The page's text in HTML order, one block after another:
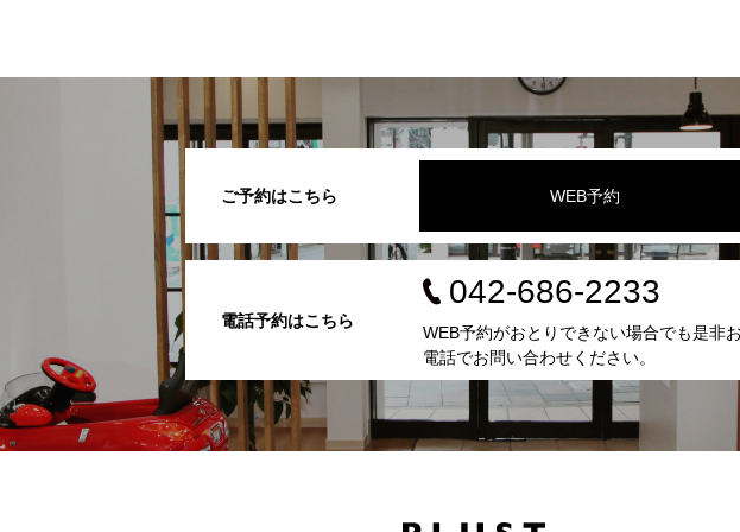
ご予約はこちら WEB予約
電話予約はこちら
042-686-2233
WEB予約がおとりできない場合でも是非
電話でお問い合わせください。